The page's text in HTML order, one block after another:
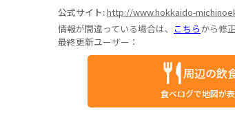
公式サイト:http://www.hokkaido-
情報が間違っている場合は、 こちらから修
最終更新ユーザー：
周辺の飲
食べログで地図が表